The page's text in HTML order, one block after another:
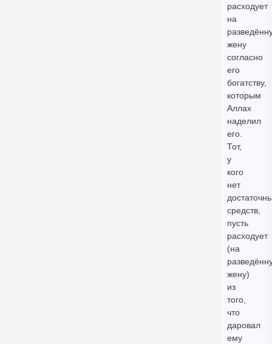
расходует
на
жену
согласно
его
богатству,
которым
Аллах
наделил
его.
Тот,
у
кого
нет
средств,
пусть
расходует
(на
жену)
из
того,
что
даровал
ему